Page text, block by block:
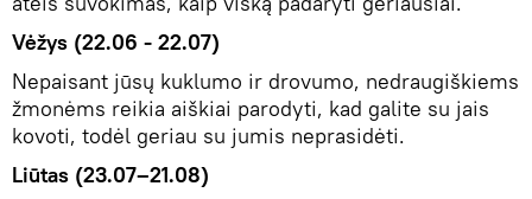
Vėžys (22.06 - 22.07)
Nepaisant jūsų kuklumo ir drovumo, nedraugiškiems
žmonėms reikia aiškiai parodyti, kad galite su jais
kovoti, todėl geriau su jumis neprasidėti.
Liūtas (23.07–21.08)